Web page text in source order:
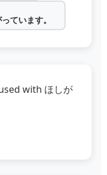
ています。
with ほしが